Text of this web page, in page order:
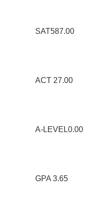
SAT587.00
ACT 27.00
A-LEVEL0.00
GPA 3.65